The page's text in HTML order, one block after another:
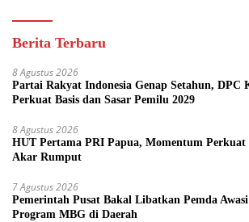
Berita Terbaru
8 Agustus 2026
Partai Rakyat Indonesia Genap Setahun, DPC
Perkuat Basis dan Sasar Pemilu 2029
8 Agustus 2026
HUT Pertama PRI Papua, Momentum
Akar Rumput
7 Agustus 2026
Pemerintah Pusat Bakal Libatkan Pemda
Program MBG di Daerah